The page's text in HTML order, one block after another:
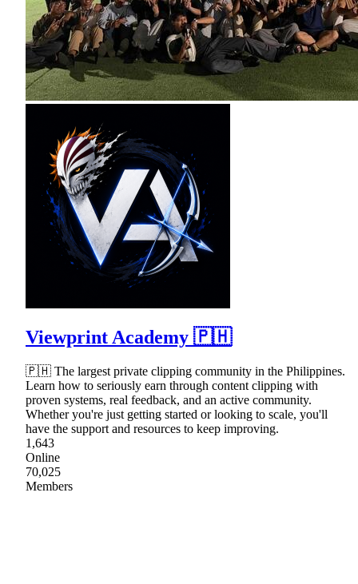
Viewprint Academy 🇵🇭
🇵🇭 The largest private clipping community in the Philippines.
Learn how to seriously earn through content clipping with
proven systems, real feedback, and an active community.
Whether you're just getting started or looking to scale, you'll
have the support and resources to keep improving.
1,643
Online
70,025
Members